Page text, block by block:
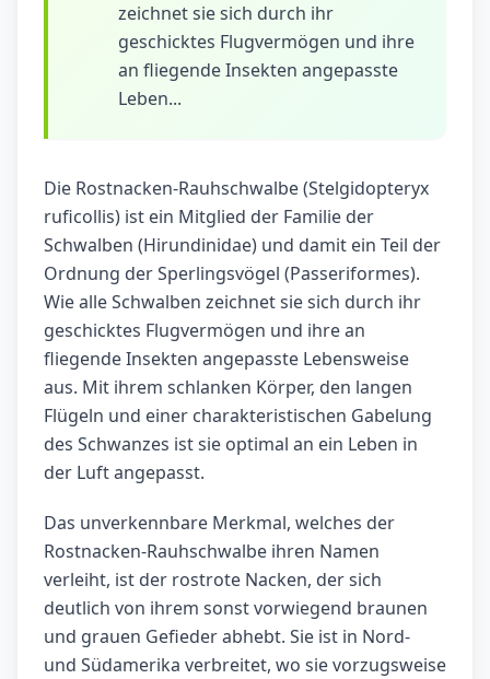
zeichnet sie sich durch ihr
geschicktes Flugvermögen und ihre
an fliegende Insekten angepasste
Leben...
Die Rostnacken-Rauhschwalbe (Stelgidopteryx
ruficollis) ist ein Mitglied der Familie der
Schwalben (Hirundinidae) und damit ein Teil der
Ordnung der Sperlingsvögel (Passeriformes).
Wie alle Schwalben zeichnet sie sich durch ihr
geschicktes Flugvermögen und ihre an
fliegende Insekten angepasste Lebensweise
aus. Mit ihrem schlanken Körper, den langen
Flügeln und einer charakteristischen Gabelung
des Schwanzes ist sie optimal an ein Leben in
der Luft angepasst.
Das unverkennbare Merkmal, welches der
Rostnacken-Rauhschwalbe ihren Namen
verleiht, ist der rostrote Nacken, der sich
deutlich von ihrem sonst vorwiegend braunen
und grauen Gefieder abhebt. Sie ist in Nord-
und Südamerika verbreitet, wo sie vorzugsweise